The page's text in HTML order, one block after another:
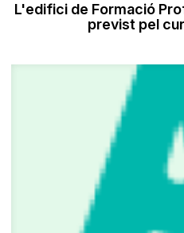
L'edifici de Formació
previst pel